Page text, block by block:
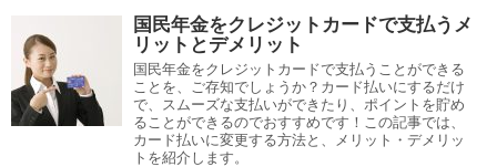
国民年金をクレジットカードで支払うメ
リットとデメリット
国民年金をクレジットカードで支払うことができる
ことを、ご存知でしょうか？カード払いにするだけ
で、スムーズな支払いができたり、ポイントを貯め
ることができるのでおすすめです！この記事では、
カード払いに変更する方法と、メリット・デメリッ
トを紹介します。